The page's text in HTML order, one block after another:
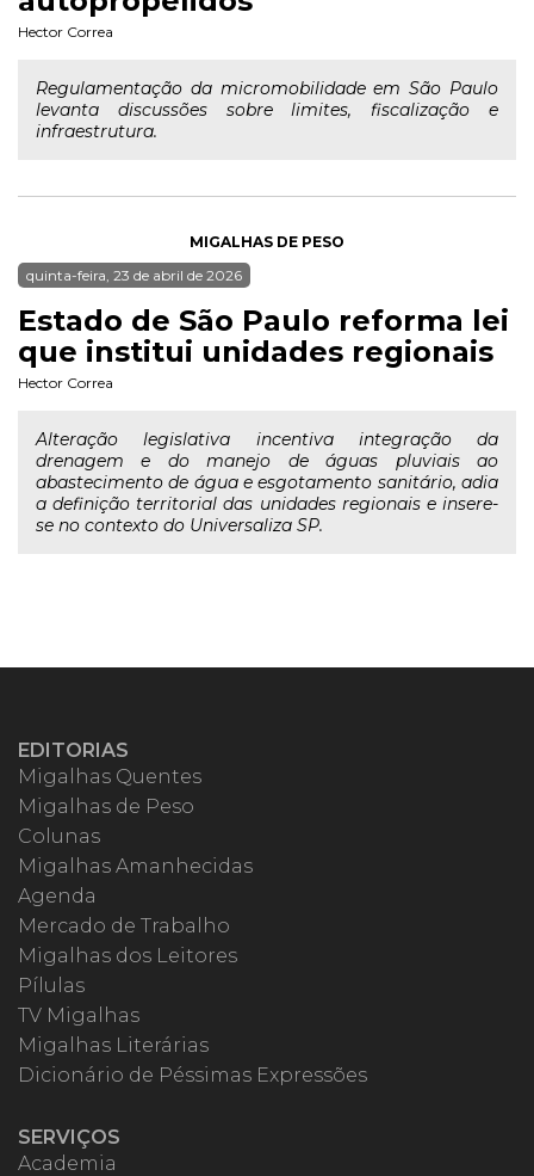
Hector Correa
Regulamentação da micromobilidade em São Paulo
levanta discussões sobre limites, fiscalização e
infraestrutura.
MIGALHAS DE PESO
quinta-feira, 23 de abril de 2026
Estado de São Paulo reforma lei
que institui unidades regionais
Hector Correa
Alteração legislativa incentiva integração da
drenagem e do manejo de águas pluviais ao
abastecimento de água e esgotamento sanitário, adia
a definição territorial das unidades regionais e insere-
se no contexto do Universaliza SP.
EDITORIAS
Migalhas Quentes
Migalhas de Peso
Colunas
Migalhas Amanhecidas
Agenda
Mercado de Trabalho
Migalhas dos Leitores
Pílulas
TV Migalhas
Migalhas Literárias
Dicionário de Péssimas Expressões
SERVIÇOS
Academia